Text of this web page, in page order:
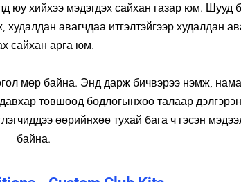
юу хийхээ мэдэгдэх сайхан газар юм. Шууд
авагчдаа итгэлтэйгээр худалдан
сайхан арга юм.
мөр байна. Энд дарж бичвэрээ нэмж,
товшоод бодлогынхоо талаар
өөрийнхөө тухай бага ч гэсэн
байна.